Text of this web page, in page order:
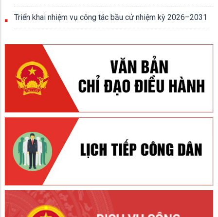
Triển khai nhiệm vụ công tác bầu cử nhiệm kỳ 2026–2031